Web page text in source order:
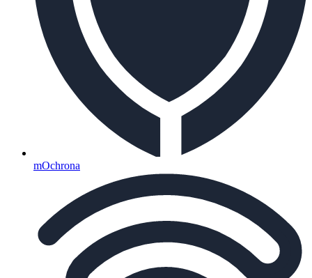
mOchrona